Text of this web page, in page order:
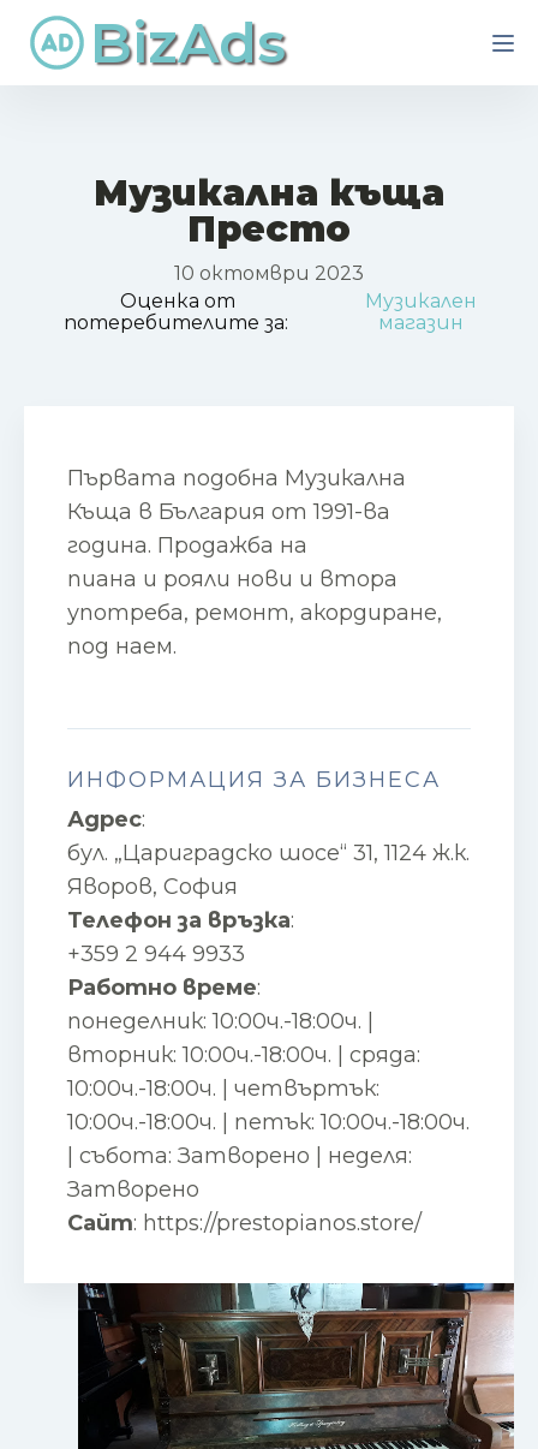
BizAds
Музикална къща
Престо
10 октомври 2023
Оценка от
потеребителите за:
Музикален
магазин
Първата подобна Музикална
Къща в България от 1991-ва
година. Продажба на
пиана и рояли нови и втора
употреба, ремонт, акордиране,
под наем.
ИНФОРМАЦИЯ ЗА БИЗНЕСА
Адрес:
бул. „Цариградско шосе“ 31, 1124 ж.к.
Яворов, София
Телефон за връзка:
+359 2 944 9933
Работно време:
понеделник: 10:00ч.-18:00ч. |
вторник: 10:00ч.-18:00ч. | сряда:
10:00ч.-18:00ч. | четвъртък:
10:00ч.-18:00ч. | петък: 10:00ч.-18:00ч.
| събота: Затворено | неделя:
Затворено
Сайт: https://prestopianos.store/